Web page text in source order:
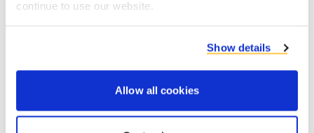
continue to use our website.
Show details
Allow all cookies